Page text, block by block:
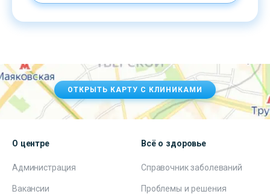
ОТКРЫТЬ КАРТУ С КЛИНИКАМИ
О центре
Администрация
Вакансии
Всё о здоровье
Справочник заболеваний
Проблемы и решения